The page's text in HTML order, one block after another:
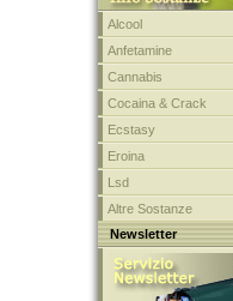
Alcool
Anfetamine
Cannabis
Cocaina & Crack
Ecstasy
Eroina
Lsd
Altre Sostanze
Newsletter